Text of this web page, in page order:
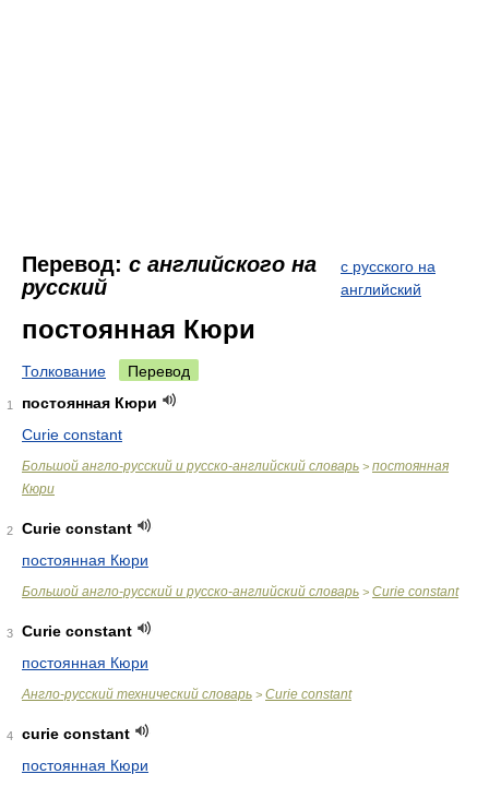
Перевод: с английского на
русский
с русского на
английский
постоянная Кюри
Толкование Перевод
1
постоянная Кюри
Curie constant
Большой англо-русский и русско-английский словарь > постоянная
Кюри
2
Curie constant
постоянная Кюри
Большой англо-русский и русско-английский словарь > Curie constant
3
Curie constant
постоянная Кюри
Англо-русский технический словарь > Curie constant
4
curie constant
постоянная Кюри